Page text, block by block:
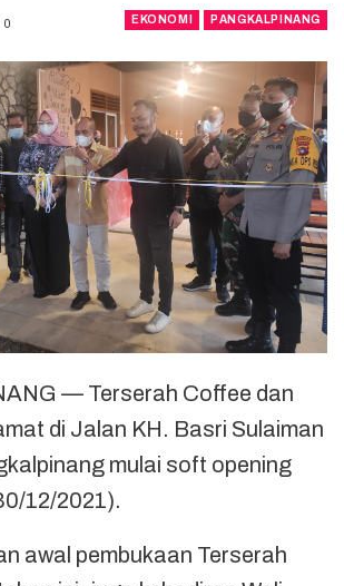
EKONOMI PANGKALPINANG
0
— Terserah Coffee dan
di Jalan KH. Basri Sulaiman
mulai soft opening
12/2021).
awal pembukaan Terserah